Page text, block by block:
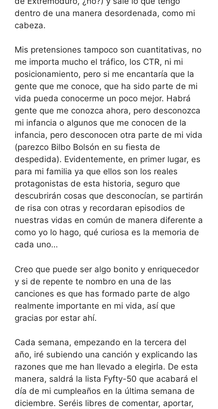
dentro de una manera desordenada, como mi
cabeza.
Mis pretensiones tampoco son cuantitativas, no
me importa mucho el tráfico, los CTR, ni mi
posicionamiento, pero si me encantaría que la
gente que me conoce, que ha sido parte de mi
vida pueda conocerme un poco mejor. Habrá
gente que me conozca ahora, pero desconozca
mi infancia o algunos que me conocen de la
infancia, pero desconocen otra parte de mi vida
(parezco Bilbo Bolsón en su fiesta de
despedida). Evidentemente, en primer lugar, es
para mi familia ya que ellos son los reales
protagonistas de esta historia, seguro que
descubrirán cosas que desconocían, se partirán
de risa con otras y recordaran episodios de
nuestras vidas en común de manera diferente a
como yo lo hago, qué curiosa es la memoria de
cada uno…
Creo que puede ser algo bonito y enriquecedor
y si de repente te nombro en una de las
canciones es que has formado parte de algo
realmente importante en mi vida, así que
gracias por estar ahí.
Cada semana, empezando en la tercera del
año, iré subiendo una canción y explicando las
razones que me han llevado a elegirla. De esta
manera, saldrá la lista Fyfty-50 que acabará el
día de mi cumpleaños en la última semana de
diciembre. Seréis libres de comentar, aportar,